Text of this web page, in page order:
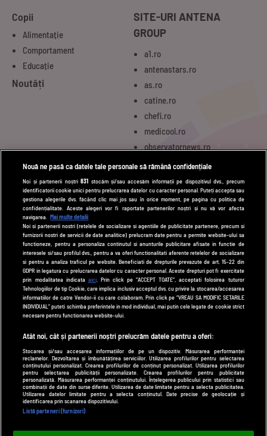
Copii
Alimentație
Comportament
Educație
Noutăți
SITE-URI ANTENA
GROUP
a1.ro
antenastars.ro
as.ro
catine.ro
chefi.ro
medicool.ro
observatornews.ro
spynews.ro
tvhappy.ro
useit.ro
zutv.ro
Trends AntenaPLAY
AntenaPLAY
UTILE
Cod deontologic
Termeni și condiții
Politica de cookies
Politică de confidențialitate
Contact
Modifică Setările
Nouă ne pasă ca datele tale personale să rămână confidențiale
Noi și partenerii noștri831 stocăm și/sau accesăm informații pe dispozitivul dvs., precum
identificatorii cookie unici pentru prelucrarea datelor cu caracter personal. Puteți accepta sau
gestiona alegerile dvs. făcând clic mai jos sau în orice moment, pe pagina cu politica de
confidențialitate. Aceste alegeri vor fi raportate partenerilor noștri și nu vă vor afecta
navigarea.
Mai multe detalii
Noi si partenerii nostri (retelele de socializare si agentiile de publicitate partenere, precum si
furnizorii nostri de servicii de date analitice) prelucram date pentru a permite website-ului sa
functioneze, pentru a personaliza continutul si anunturile publicitare afisate in functie de
interesele si/sau profilul dvs., pentru a va oferi functionalitati aferente retelelor de socializare
si pentru a analiza traficul pe website. Beneficiati de drepturile prevazute de art. 15-22 din
GDPR in legatura cu prelucrarea datelor cu caracter personal. Aceste drepturi pot fi exercitate
prin modalitatea indicata aici. Prin click pe “ACCEPT TOATE”, acceptati folosirea tuturor
Tehnologiilor de tip Cookie, care implica inclusiv acceptul dvs. cu privire la stocarea/accesarea
informatiilor de catre Vendor-ii cu care colaboram. Prin click pe “VREAU SA MODIFIC SETARILE
INDIVIDUAL” puteti schimba preferintele in mod individual, mai putin cele legate de cookie strict
necesare pentru functionarea website-ului.
Atât noi, cât și partenerii noștri prelucrăm datele pentru a oferi:
Stocarea și/sau accesarea informațiilor de pe un dispozitiv. Măsurarea performanței
reclamelor. Dezvoltarea și îmbunătățirea serviciilor. Utilizarea profilurilor pentru selectarea
conținutului personalizat. Crearea profilurilor de conținut personalizat. Utilizarea profilurilor
pentru selectarea publicității personalizate. Crearea profilurilor pentru publicitate
personalizată. Măsurarea performanței conținutului. Înțelegerea publicului prin statistici sau
combinații de date din surse diferite. Utilizarea de date limitate pentru a selecta publicitatea.
Utilizarea datelor limitate pentru a selecta conținutul. Date precise de geolocație și
identificarea prin scanarea dispozitivului.
Listă parteneri (furnizori)